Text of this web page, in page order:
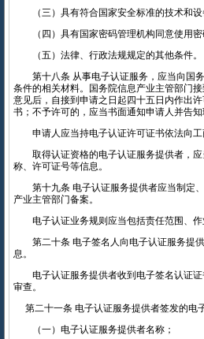
（三）具有符合国家安全标准的技术和设
（四）具有国家密码管理机构同意使用密
（五）法律、行政法规规定的其他条件。
第十八条 从事电子认证服务，应当向国务
条件的相关材料。国务院信息产业主管部门
意见后，自接到申请之日起四十五日内作出
书；不予许可的，应当书面通知申请人并告知
申请人应当持电子认证许可证书依法向工
取得认证资格的电子认证服务提供者，应
称、许可证号等信息。
第十九条 电子认证服务提供者应当制定、
产业主管部门备案。
电子认证业务规则应当包括责任范围、作
第二十条 电子签名人向电子认证服务提供
息。
电子认证服务提供者收到电子签名认证证
审查。
第二十一条 电子认证服务提供者签发的电
（一）电子认证服务提供者名称；